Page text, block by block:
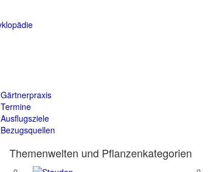
Themenwelten und Pflanzenkategorien
Gärtnerpraxis
Termine
Ausflugsziele
Bezugsquellen